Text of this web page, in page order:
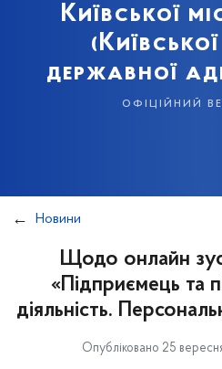
Київської
державної
офіційний
Новини
Щодо онлайн
«Підприємець та
діяльність.
Опубліковано 25